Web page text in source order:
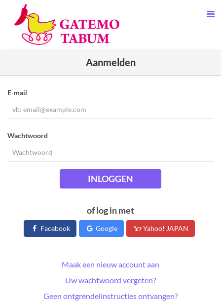
Aanmelden
E-mail
Wachtwoord
INLOGGEN
of log in met
Facebook Google Yahoo! JAPAN
Maak een nieuw account aan
Uw wachtwoord vergeten?
Geen ontgrendelinstructies ontvangen?